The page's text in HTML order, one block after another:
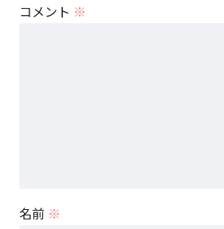
コメント ※
名前 ※